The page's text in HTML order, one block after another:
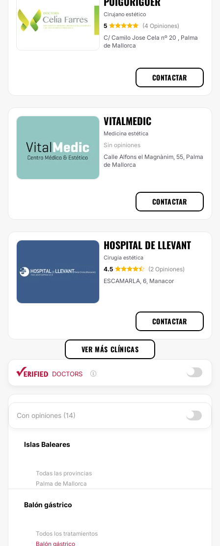
Cirujano estético
5
(4 Opiniones)
C/ Camilo Jose Cela nº 20 , Palma
de Mallorca
CONTACTAR
VITALMEDIC
Medicina estética
Sin opiniones
Calle Alfons el Magnànim, 55, Palma
de Mallorca
CONTACTAR
HOSPITAL DE LLEVANT
Cirugía estética
4.5
(2 Opiniones)
ESCAMARLA, 6, Manacor
CONTACTAR
VER MÁS CLÍNICAS
DOCTORS
Con opiniones (14)
Islas Baleares
Todas las provincias
Palma de Mallorca
Balón gástrico
Todos los tratamientos
Balón gástrico